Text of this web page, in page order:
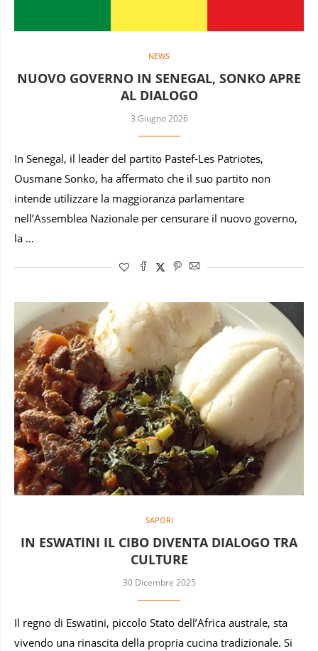
NEWS
NUOVO GOVERNO IN SENEGAL, SONKO APRE
AL DIALOGO
3 Giugno 2026
In Senegal, il leader del partito Pastef-Les Patriotes,
Ousmane Sonko, ha affermato che il suo partito non
intende utilizzare la maggioranza parlamentare
nell’Assemblea Nazionale per censurare il nuovo governo,
la …
SAPORI
IN ESWATINI IL CIBO DIVENTA DIALOGO TRA
CULTURE
30 Dicembre 2025
Il regno di Eswatini, piccolo Stato dell’Africa australe, sta
vivendo una rinascita della propria cucina tradizionale. Si